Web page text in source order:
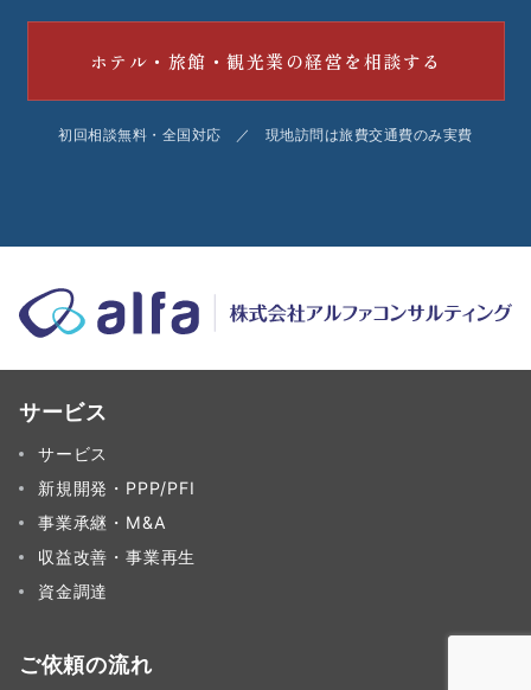
ホテル・旅館・観光業の経営を相談する
初回相談無料・全国対応 ／ 現地訪問は旅費交通費のみ実費
サービス
サービス
新規開発・PPP/PFI
事業承継・M&A
収益改善・事業再生
資金調達
ご依頼の流れ